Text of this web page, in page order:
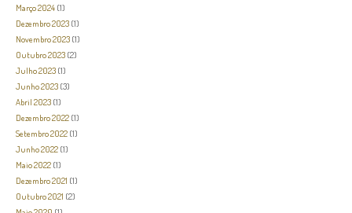
Março 2024 (1)
Dezembro 2023 (1)
Novembro 2023 (1)
Outubro 2023 (2)
Julho 2023 (1)
Junho 2023 (3)
Abril 2023 (1)
Dezembro 2022 (1)
Setembro 2022 (1)
Junho 2022 (1)
Maio 2022 (1)
Dezembro 2021 (1)
Outubro 2021 (2)